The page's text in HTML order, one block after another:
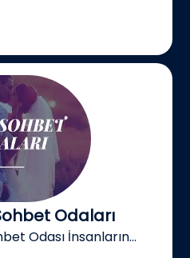
Odaları
Odası İnsanların...